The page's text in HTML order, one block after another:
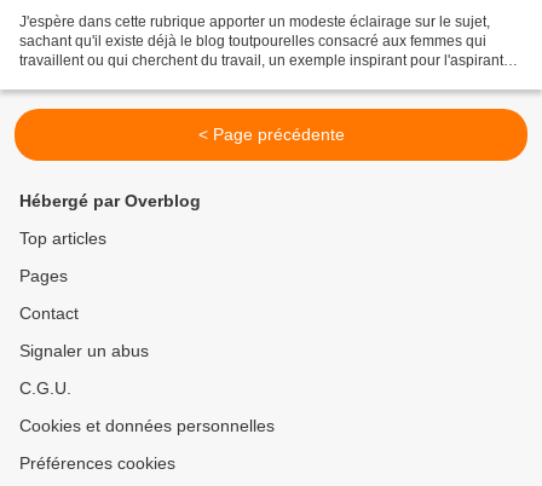
J'espère dans cette rubrique apporter un modeste éclairage sur le sujet,
sachant qu'il existe déjà le blog toutpourelles consacré aux femmes qui
travaillent ou qui cherchent du travail, un exemple inspirant pour l'aspirant
< Page précédente
Hébergé par Overblog
Top articles
Pages
Contact
Signaler un abus
C.G.U.
Cookies et données personnelles
Préférences cookies